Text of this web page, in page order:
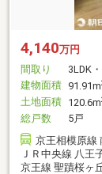
4,140万円
間取り
3LDK
建物面積 91.91m
土地面積 120.6m
総戸数
5戸
京王相模原線
ＪＲ中央線 八王
京王線 聖蹟桜ヶ